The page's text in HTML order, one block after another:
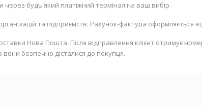
через будь який платіжний термінал на ваш вибір.
та підприємств. Рахунок-фактура оформляється
Нова Пошта. Після відправлення клієнт отримує
безпечно дісталися до покупця.